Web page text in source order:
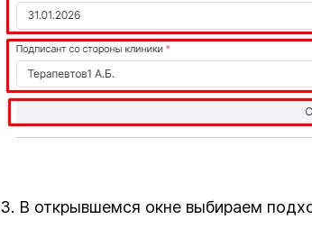
3. В открывшемся окне выбираем